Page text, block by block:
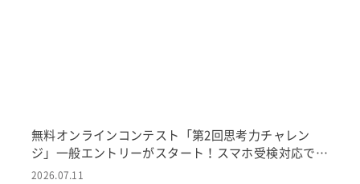
無料オンラインコンテスト「第2回思考力チャレン
ジ」一般エントリーがスタート！スマホ受検対応でさ
らに手軽に 〜5歳から大人まで参加可能！「考える
2026.07.11